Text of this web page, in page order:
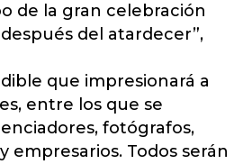
de la gran celebración
del atardecer”,
que impresionará a
entre los que se
fotógrafos,
empresarios. Todos serán